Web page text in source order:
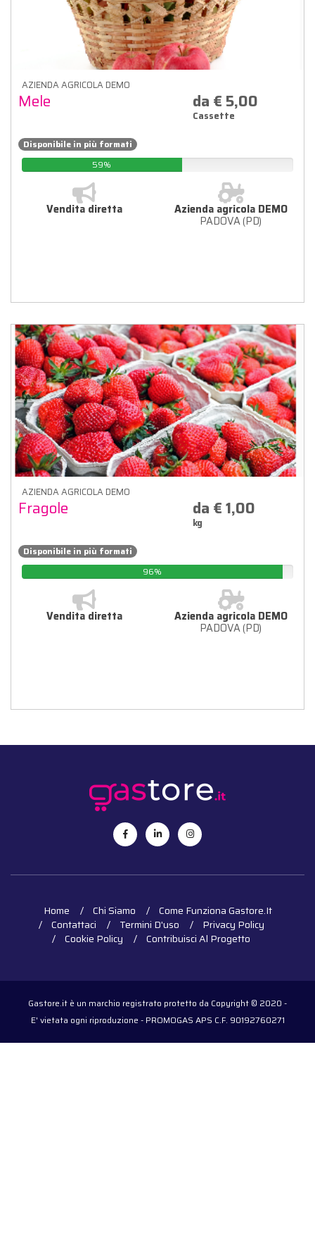
AZIENDA AGRICOLA DEMO
Mele
Disponibile in più formati
da € 5,00
Cassette
59%
Vendita diretta Azienda agricola DEMO
PADOVA (PD)
AZIENDA AGRICOLA DEMO
Fragole
Disponibile in più formati
da € 1,00
kg
96%
Vendita diretta Azienda agricola DEMO
PADOVA (PD)
Home Chi Siamo
Come Funziona Gastore.it
Contattaci
Termini D'uso
Privacy Policy
Cookie Policy
Contribuisci Al Progetto
Gastore.it è un marchio registrato protetto da Copyright © 2020 -
E' vietata ogni riproduzione - PROMOGAS APS C.F. 90192760271